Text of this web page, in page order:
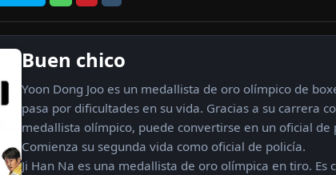
Buen chico
Yoon Dong Joo es un medallista de oro olímpico de
pasa por dificultades en su vida. Gracias a su carrera
medallista olímpico, puede convertirse en un oficial de
Comienza su segunda vida como oficial de policía.
Ji Han Na es una medallista de oro olímpica en tiro. Es